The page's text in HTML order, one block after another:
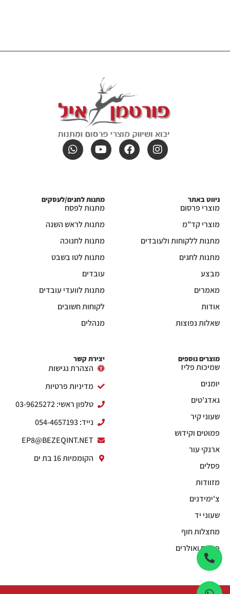
ניווט באתר
מוצרי פרסום
מוצרי קד"מ
מתנות ללקוחות ולעובדים
מתנות לחגים
מבצע
מאמרים
אודות
שאלות נפוצות
מתנות לחגים/לעסקים
מתנות לפסח
מתנות לראש השנה
מתנות לחנוכה
מתנות לטו בשבט
עובדים
מתנות לוועדי עובדים
לקוחות חשובים
מנהלים
מוצרים נוספים
שמיכות פליז
יומנים
גאדג'טים
שעוני קיר
פמוטים וקידוש
ארנקי עור
פסלים
מזוודות
צ'ימידנים
שעוני יד
מחצלות חוף
פנסים ואולרים
יצירת קשר
הצהרת נגישות
מדיניות פרטיות
טלפון ראשי: 03-9625272
נייד: 054-4657193
EP8@BEZEQINT.NET
הקוממיות 16 בת ים